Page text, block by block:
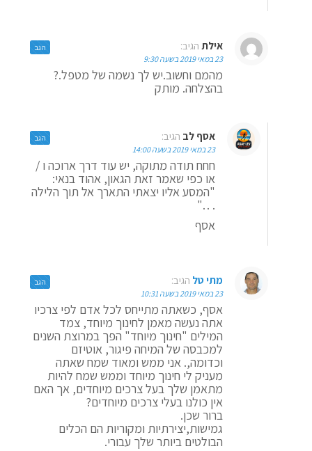
אילת הגיב:
23 במאי 2019 בשעה 9:30
מהמם וחשוב.יש לך נשמה של מטפל.?
בהצלחה. מותק
הגב
אסף לב הגיב:
23 במאי 2019 בשעה 14:00
חחח תודה מתוקה, יש עוד דרך ארוכה ו /
או כפי שאמר זאת הגאון, אהוד בנאי:
"המסע אליו יצאתי התארך אל תוך הלילה
. . ."
אסף
הגב
מתי טל הגיב:
23 במאי 2019 בשעה 10:31
אסף, כשאתה מתייחס לכל אדם לפי צרכיו
אתה נעשה מאמן לחינוך מיוחד, צמד
המילים "חינוך מיוחד" הפך במרוצת השנים
למכבסה של המיחה פיגור, אוטיזם
וכדומה,. אני ממש ומאוד שמח שאתה
מעניק לי חינוך מיוחד וממש שמח להיות
מתאמן שלך בעל צרכים מיוחדים, אך האם
אין כולנו בעלי צרכים מיוחדים?
ברור שכן.
גמישות,יצירתיות ומקוריות הם הכלים
הבולטים ביותר שלך עבורי.
הגב